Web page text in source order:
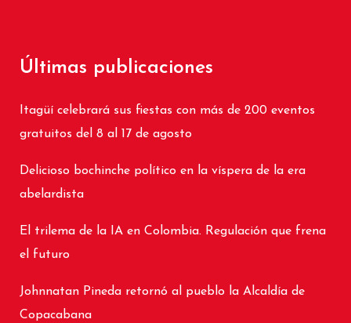
Últimas publicaciones
Itagüí celebrará sus fiestas con más de 200 eventos
gratuitos del 8 al 17 de agosto
Delicioso bochinche político en la víspera de la era
abelardista
El trilema de la IA en Colombia. Regulación que frena
el futuro
Johnnatan Pineda retornó al pueblo la Alcaldía de
Copacabana